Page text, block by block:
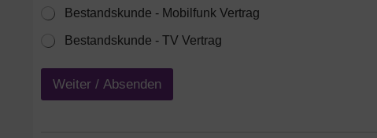
Bestandskunde - Mobilfunk Vertrag
Bestandskunde - TV Vertrag
Weiter / Absenden